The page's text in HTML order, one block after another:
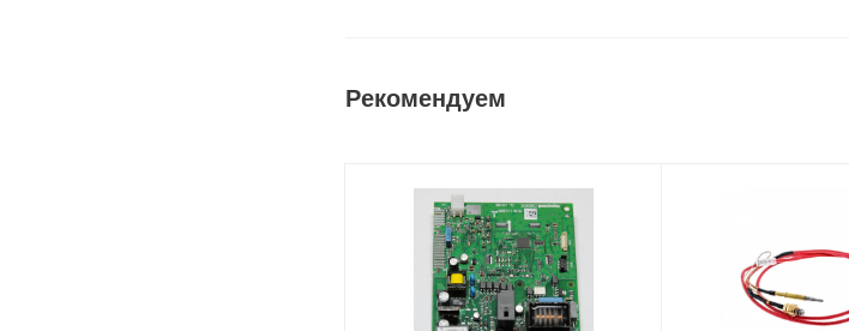
Рекомендуем